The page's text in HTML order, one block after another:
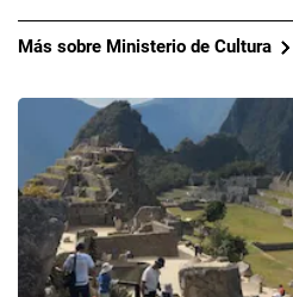
Más sobre Ministerio de Cultura